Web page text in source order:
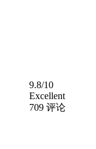
9.8/10
Excellent
709 评论